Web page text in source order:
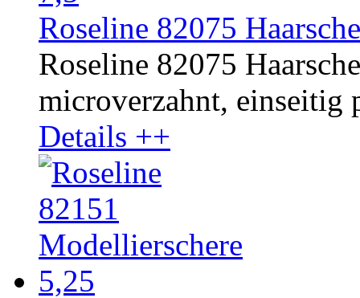
Roseline 82075
Roseline 82075
microverzahnt, einseitig
Details ++